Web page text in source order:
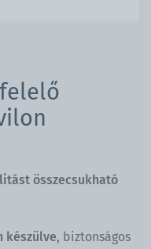
összecsukható
készülve, biztonságos